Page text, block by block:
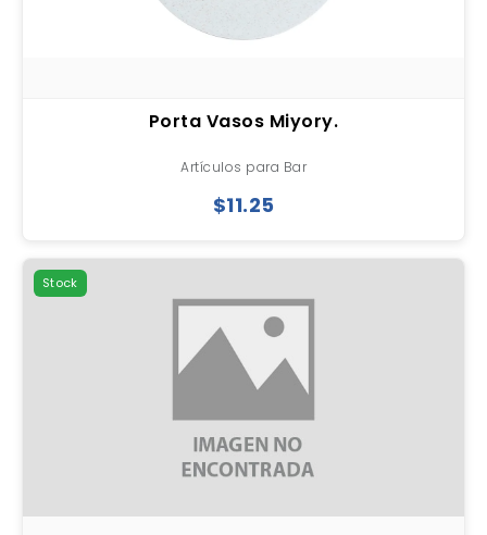
Porta Vasos Miyory.
Artículos para Bar
$11.25
Stock